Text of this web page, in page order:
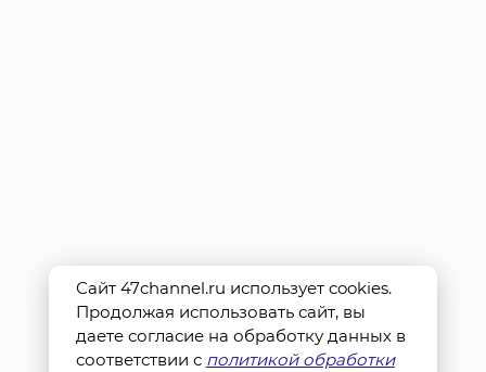
Сайт 47channel.ru использует cookies.
Продолжая использовать сайт, вы
даете согласие на обработку данных в
соответствии с политикой обработки